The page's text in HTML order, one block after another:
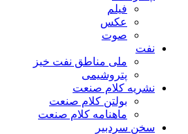
فیلم
عکس
صوت
نفت
ملی مناطق نفت خیز
پتروشیمی
نشریه کلام صنعت
بولتن کلام صنعت
ماهنامه کلام صنعت
سخن سردبیر